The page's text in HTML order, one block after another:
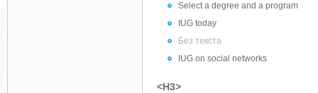
Select a degree and a program
IUG today
Без текста
IUG on social networks
<H3>